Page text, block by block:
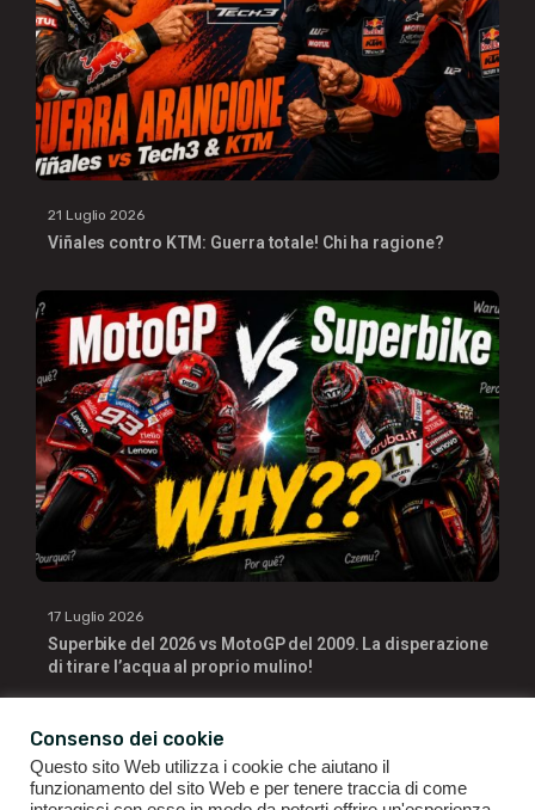
21 Luglio 2026
Viñales contro KTM: Guerra totale! Chi ha ragione?
17 Luglio 2026
Superbike del 2026 vs MotoGP del 2009. La disperazione
di tirare l’acqua al proprio mulino!
Consenso dei cookie
Questo sito Web utilizza i cookie che aiutano il
funzionamento del sito Web e per tenere traccia di come